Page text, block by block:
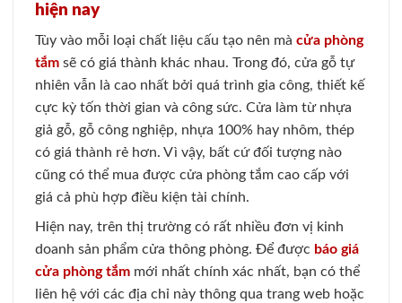
hiện nay
Tùy vào mỗi loại chất liệu cấu tạo nên mà cửa phòng
tắm sẽ có giá thành khác nhau. Trong đó, cửa gỗ tự
nhiên vẫn là cao nhất bởi quá trình gia công, thiết kế
cực kỳ tốn thời gian và công sức. Cửa làm từ nhựa
giả gỗ, gỗ công nghiệp, nhựa 100% hay nhôm, thép
có giá thành rẻ hơn. Vì vậy, bất cứ đối tượng nào
cũng có thể mua được cửa phòng tắm cao cấp với
giá cả phù hợp điều kiện tài chính.
Hiện nay, trên thị trường có rất nhiều đơn vị kinh
doanh sản phẩm cửa thông phòng. Để được báo giá
cửa phòng tắm mới nhất chính xác nhất, bạn có thể
liên hệ với các địa chỉ này thông qua trang web hoặc